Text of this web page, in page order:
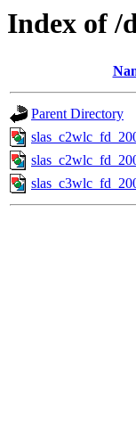
Index of /
Parent Directory